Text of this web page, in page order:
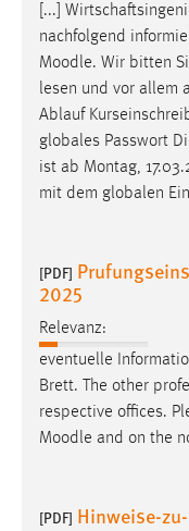
[...]
nachfolgend
Moodle. Wir bitten
lesen und vor allem
Ablauf
globales Passwort
ist ab Montag,
mit dem globalen
[PDF]
2025
Relevanz:
eventuelle
Brett. The other
respective offices.
Moodle and on the
[PDF] Hinweise-
Zweck:
Zugriffsstatistik
Cookie Laufzeit:
Max. 13 Monate
MARKETING
Sie tun dies,
hinweg verfolgen.
Google Ads
Name: